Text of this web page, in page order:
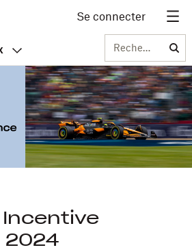
Se connecter
Rechercher
2024